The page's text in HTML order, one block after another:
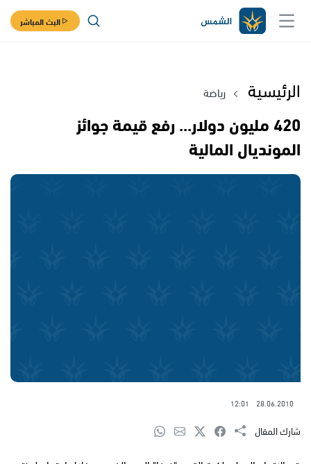
البث المباشر
الرئيسية رياضة
420 مليون دولار... رفع قيمة جوائز
المونديال المالية
28.06.2010
12:01
شارك المقال